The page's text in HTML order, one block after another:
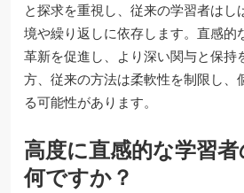
と探求を重視し、従来の学習者はし
境や繰り返しに依存します。直感的
革新を促進し、より深い関与と保持
方、従来の方法は柔軟性を制限し、
る可能性があります。
高度に直感的な学習
何ですか？